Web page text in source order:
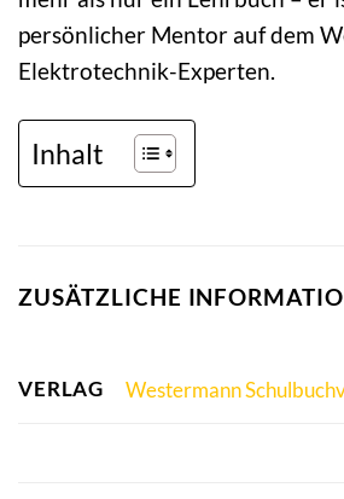
persönlicher Mentor auf dem
Elektrotechnik-Experten.
Inhalt
ZUSÄTZLICHE
VERLAG Westermann